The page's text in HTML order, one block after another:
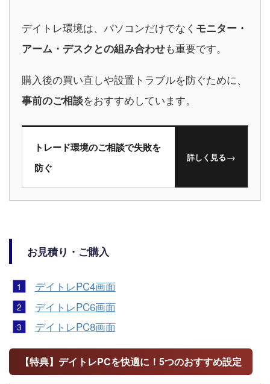
デイトレ環境は、パソコンだけでなく モニター・
アーム・デスクとの組み合わせも重要です。
購入後の買い直しや設置トラブルを防ぐために、
事前のご相談をおすすめしています。
トレード環境のご相談で失敗を
防ぐ
詳しく見る→
お見積り・ご購入
デイトレPC4画面
デイトレPC6画面
デイトレPC8画面
【特典】デイトレPCを快適に！5つのおすすめ設定